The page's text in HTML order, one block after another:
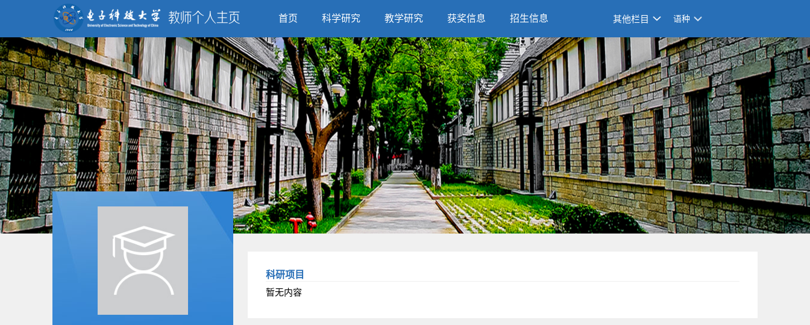
首页 科学研究 教学研究 获奖信息 招生信息 其他栏目 语种
科研项目
暂无内容